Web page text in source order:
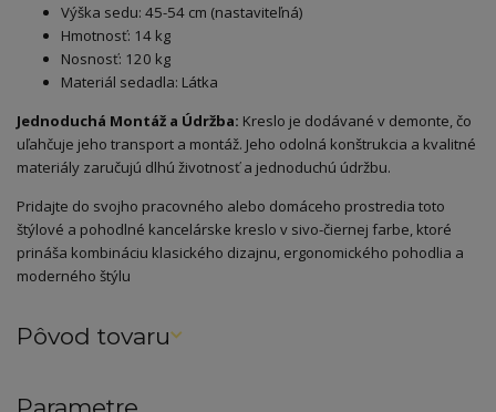
Výška sedu: 45-54 cm (nastaviteľná)
Hmotnosť: 14 kg
Nosnosť: 120 kg
Materiál sedadla: Látka
Jednoduchá Montáž a Údržba: Kreslo je dodávané v demonte, čo
uľahčuje jeho transport a montáž. Jeho odolná konštrukcia a kvalitné
materiály zaručujú dlhú životnosť a jednoduchú údržbu.
Pridajte do svojho pracovného alebo domáceho prostredia toto
štýlové a pohodlné kancelárske kreslo v sivo-čiernej farbe, ktoré
prináša kombináciu klasického dizajnu, ergonomického pohodlia a
moderného štýlu
Pôvod tovaru